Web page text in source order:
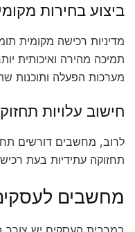
ביצוע בחירות
מדיניות רכישה מקומית
תמיכה מהירה ואיכותית
מערכות הפעלה ותוכנות
חישוב עלויות
לרוב, מחשבים דורשים
תחזוקה עתידיות בעת
מחשבים לעסקים